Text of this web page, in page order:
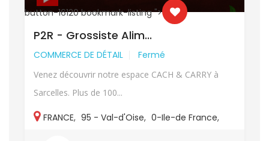
button-16120 bookmark-listing ">
P2R - Grossiste Alim...
COMMERCE DE DÉTAIL Fermé
Venez découvrir notre espace CACH & CARRY à
Sarcelles. Plus de 100...
FRANCE, 95 - Val-d'Oise, 0-Ile-de France,